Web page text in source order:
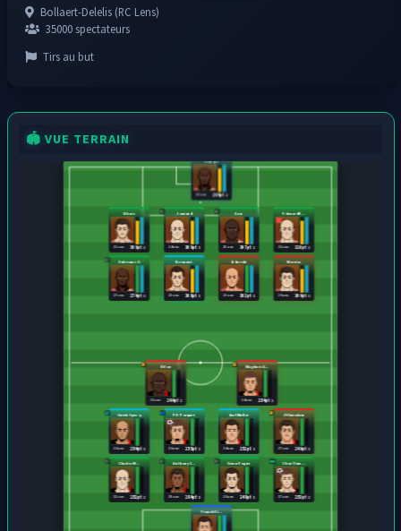
Bollaert-Delelis (RC Lens)
35000 spectateurs
Tirs au but
🏟️ VUE TERRAIN
264 pts
23 ans
Sikora
309 pts
23 ans
Joueur4
309 pts
24 ans
Sarr
307 pts
25 ans
Edouard R...
310 pts
21 ans
Dufrenne.G
274 pts
27 ans
Bermont
308 pts
23 ans
Sibierski
302 pts
23 ans
Moreira
306 pts
26 ans
Franck Di...
Charles M...
252 pts
22 ans
Anthony C...
284 pts
29 ans
Gwen Vogue
248 pts
26 ans
Clem Tirm...
253 pts
27 ans
Guich Specq
254 pts
26 ans
PO Porquet
255 pts
26 ans
Axel Muller
252 pts
24 ans
JY Guiselain
249 pts
27 ans
Bilou
244 pts
31 ans
Maghnes A...
254 pts
24 ans